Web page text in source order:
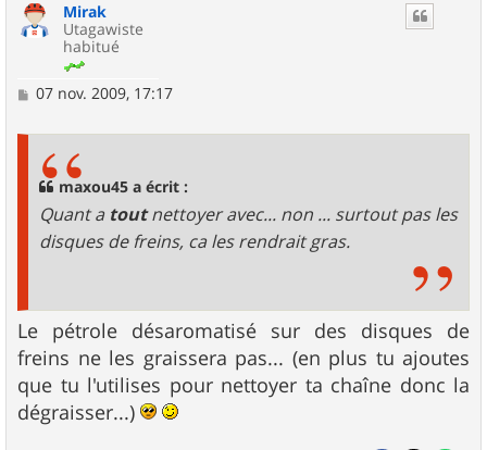
Mirak
Utagawiste
habitué
M
07 nov. 2009, 17:17
maxou45 a écrit :
Quant a toutnettoyer avec... non ... surtout pas les
disques de freins, ca les rendrait gras.
Le pétrole désaromatisé sur des disques de
freins ne les graissera pas... (en plus tu ajoutes
que tu l'utilises pour nettoyer ta chaîne donc la
dégraisser...)